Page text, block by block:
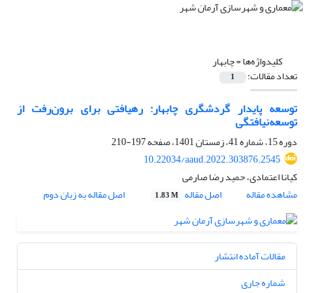
کلیدواژه‌ها =چابهار
تعداد مقالات: 1
توسعه پایدار گردشگری چابهار: رهیافتی برای برون‌رفت از
توسعه‌نیافتگی
دوره 15، شماره 41، زمستان 1401، صفحه
197-210
10.22034/aaud.2022.303876.2545
کیانا اعتمادی، حمید رضا صارمی
مشاهده مقاله
اصل مقاله 1.83 M اصل مقاله به زبان دوم
مقالات آماده انتشار
شماره جاری